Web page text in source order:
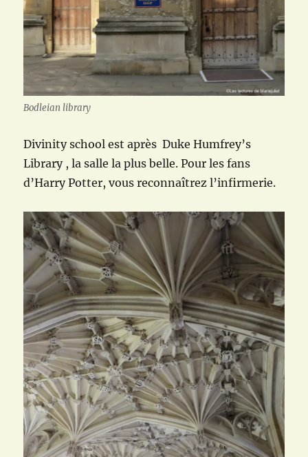
Bodleian library
Divinity school est après Duke Humfrey’s
Library , la salle la plus belle. Pour les fans
d’Harry Potter, vous reconnaîtrez l’infirmerie.